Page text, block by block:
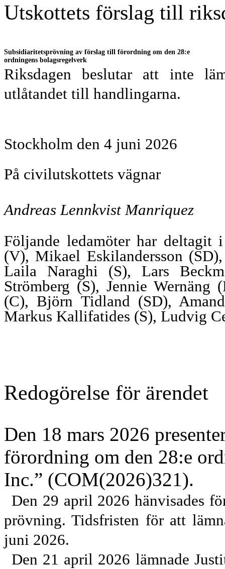
Utskottets förslag till
Subsidiaritetsprövning av förslag till förordning om den 28:e
ordningens bolagsregelverk
Riksdagen beslutar att inte
utlåtandet till handlingarna.
Stockholm den 4 juni 2026
På civilutskottets vägnar
Andreas Lennkvist Manriquez
Följande ledamöter har deltagit
(V), Mikael Eskilandersson
Laila Naraghi (S), Lars
Strömberg (S), Jennie
(C), Björn Tidland (SD),
Markus Kallifatides (S), Ludvig
Redogörelse för ärendet
Den 18 mars 2026
förordning om den 28:e
Inc.” (COM(2026)321).
Den 29 april 2026 hänvisades
prövning. Tidsfristen för att
juni 2026.
Den 21 april 2026 lämnade